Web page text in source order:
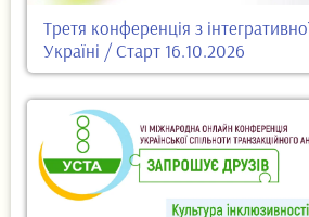
Третя конференція з
Україні / Старт 16.10.2026